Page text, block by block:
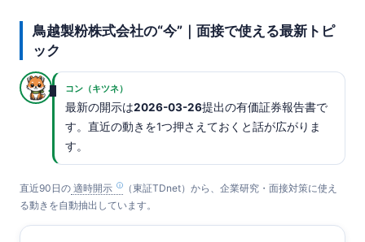
鳥越製粉株式会社の“今”｜面接で使える最新トピ
ック
コン（キツネ）
最新の開示は2026-03-26提出の有価証券報告書で
す。直近の動きを1つ押さえておくと話が広がりま
す。
直近90日の 適時開示
（東証TDnet）から、企業研究・面接対策に使え
る動きを自動抽出しています。